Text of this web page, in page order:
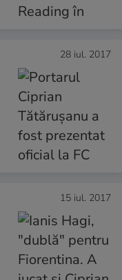
28 iul. 2017
15 iul. 2017